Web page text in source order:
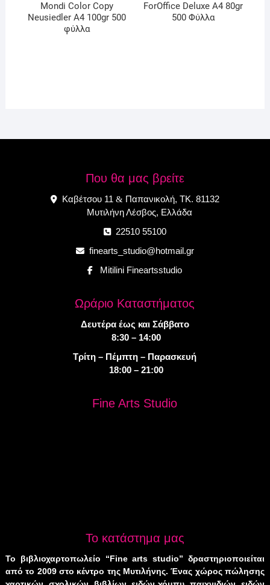
Mondi Color Copy
Neusiedler A4 100gr 500
φύλλα
ForOffice Deluxe Α4 80gr
500 Φύλλα
Που θα μας βρείτε
Καβέτσου 11 &Παπανικολή, ΤΚ. 81132
Μυτιλήνη Λέσβος, Ελλάδα
22510 55100
finearts_studio@hotmail.gr
Mitilini Fineartsstudio
Ωράριο Καταστήματος
Δευτέρα έως και Σάββατο
8:30 – 14:00
Τρίτη – Πέμπτη – Παρασκευή
18:00 – 21:00
Fine Arts Studio
Το κατάστημα μας
Το βιβλιοχαρτοπωλείο “Fine arts studio” δραστηριοποιείται
από το 2009 στο κέντρο της Μυτιλήνης. Ένας χώρος πώλησης